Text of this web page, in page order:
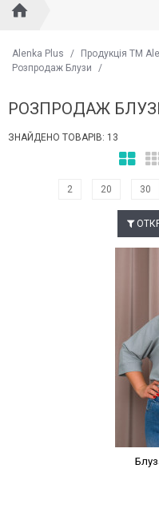
Alenka Plus / Продукція ТМ
Розпродаж Блузи
/
РОЗПРОДАЖ
ЗНАЙДЕНО ТОВАРІВ: 13
2 20 30